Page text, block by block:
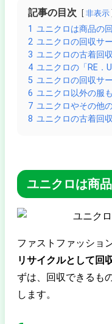
記事の目次 非表示
1 ユニクロは商品の
2 ユニクロの回収サ
3 ユニクロの古着回
4 ユニクロの「RE．
5 ユニクロの回収サ
6 ユニクロ以外の服
7 ユニクロやその他
8 ユニクロの古着回
ユニクロは商
ファストファッショ
リサイクルとして回
ずは、回収できるも
します。